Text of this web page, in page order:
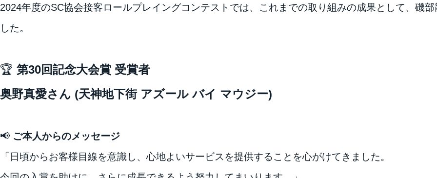
2024年度のSC協会接客ロールプレイングコンテストでは、これまでの取り組みの成果として、磯
した。
🏆 第30回記念大会賞 受賞者
奥野真愛さん (天神地下街 アズール バイ マウジー)
📢 ご本人からのメッセージ
「日頃からお客様目線を意識し、心地よいサービスを提供することを心がけてきました。